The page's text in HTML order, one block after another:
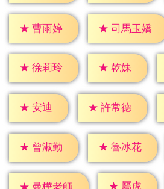
★ 曹雨婷 ★ 司馬玉嬌
★ 徐莉玲 ★ 乾妹
★ 安迪 ★ 許常德
★ 曾淑勤 ★ 魯冰花
★ 屬虎